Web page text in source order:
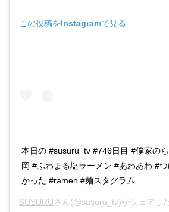
この投稿をInstagramで見る
本日の #susuru_tv #746日目 #僕家の
岡 #ふわまる塩ラーメン #あわあわ #
かった #ramen #麺スタグラム
SUSURUさん(@susuru_tv)がシェアし